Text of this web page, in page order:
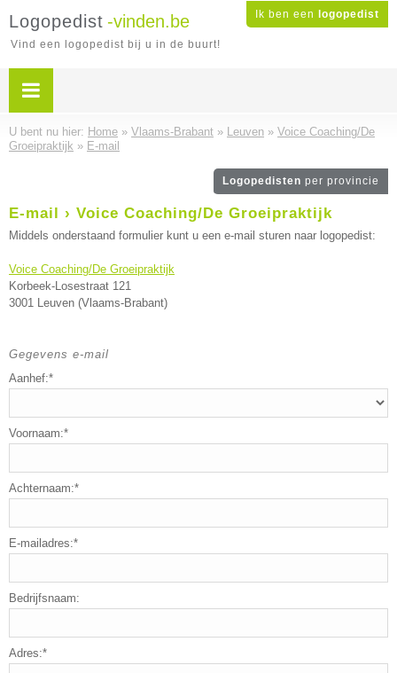
Ik ben een logopedist
Logopedist -vinden.be
Vind een logopedist bij u in de buurt!
U bent nu hier: Home » Vlaams-Brabant » Leuven » Voice Coaching/De
Groeipraktijk » E-mail
Logopedisten per provincie
E-mail › Voice Coaching/De Groeipraktijk
Middels onderstaand formulier kunt u een e-mail sturen naar logopedist:
Voice Coaching/De Groeipraktijk
Korbeek-Losestraat 121
3001 Leuven (Vlaams-Brabant)
Gegevens e-mail
Aanhef:*
Voornaam:*
Achternaam:*
E-mailadres:*
Bedrijfsnaam:
Adres:*